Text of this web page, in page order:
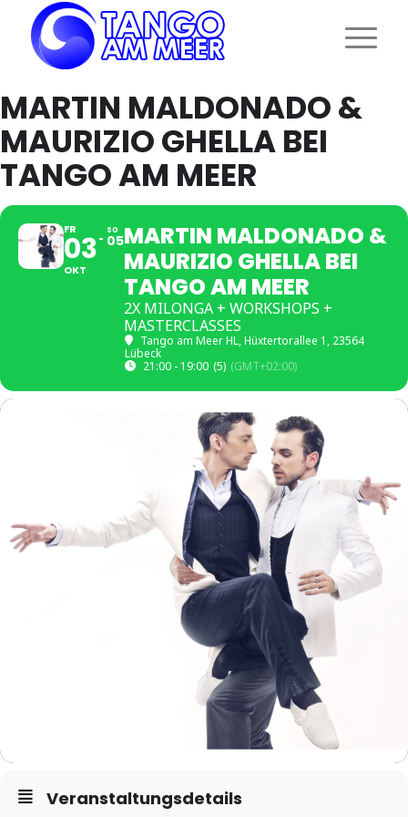
MARTIN MALDONADO &
MAURIZIO GHELLA BEI
TANGO AM MEER
FR
03
OKT
SO
05MARTIN MALDONADO &
MAURIZIO GHELLA BEI
TANGO AM MEER
2X MILONGA + WORKSHOPS +
MASTERCLASSES
Tango am Meer HL, Hüxtertorallee 1, 23564
Lübeck
21:00 - 19:00 (5) (GMT+02:00)
Veranstaltungsdetails